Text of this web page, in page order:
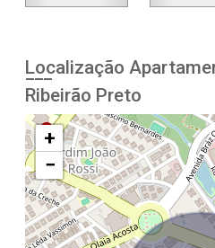
Localização
Ribeirão Preto
+
−